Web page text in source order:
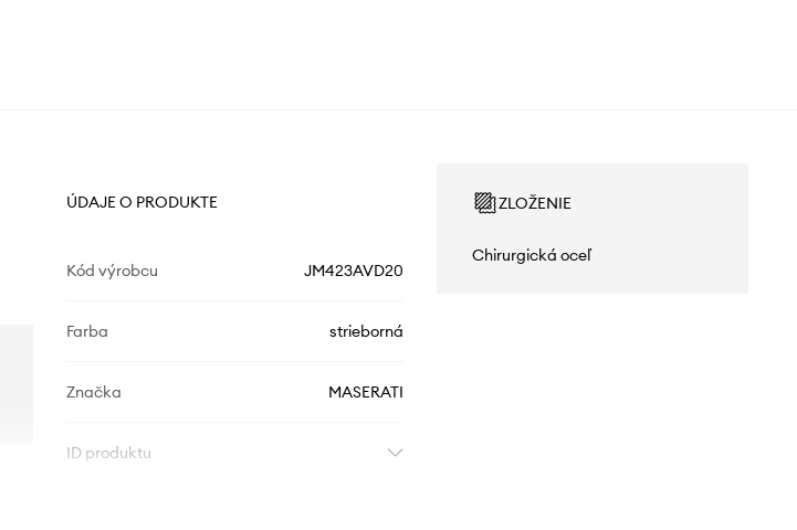
ÚDAJE O PRODUKTE
Kód výrobcu JM423AVD20
Farba strieborná
Značka MASERATI
ID produktu
ZLOŽENIE
Chirurgická oceľ